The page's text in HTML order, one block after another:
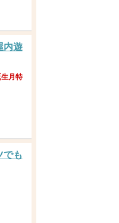
内遊
月特
でも